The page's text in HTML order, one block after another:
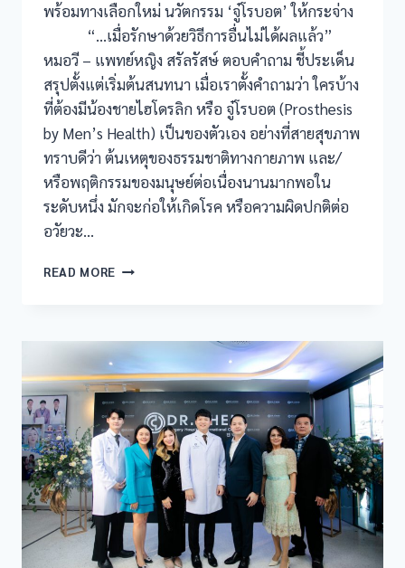
พร้อมทางเลือกใหม่ นวัตกรรม ‘จู๋โรบอต’ ให้กระจ่าง
“…เมื่อรักษาด้วยวิธีการอื่นไม่ได้ผลแล้ว”
หมอวี – แพทย์หญิง สรัลรัสษ์ ตอบคำถาม ชี้ประเด็น
สรุปตั้งแต่เริ่มต้นสนทนา เมื่อเราตั้งคำถามว่า ใครบ้าง
ที่ต้องมีน้องชายไฮโดรลิก หรือ จู๋โรบอต (Prosthesis
by Men’s Health) เป็นของตัวเอง อย่างที่สายสุขภาพ
ทราบดีว่า ต้นเหตุของธรรมชาติทางกายภาพ และ/
หรือพฤติกรรมของมนุษย์ต่อเนื่องนานมากพอใน
ระดับหนึ่ง มักจะก่อให้เกิดโรค หรือความผิดปกติต่อ
อวัยวะ…
READ MORE